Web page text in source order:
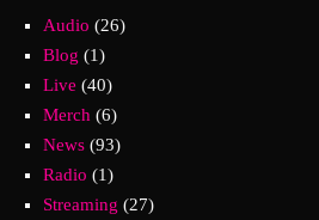
Audio (26)
Blog (1)
Live (40)
Merch (6)
News(93)
Radio (1)
Streaming (27)